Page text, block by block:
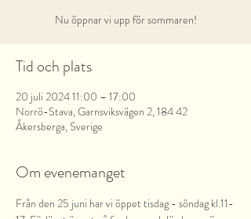
Nu öppnar vi upp för sommaren!
Tid och plats
20 juli 2024 11:00 – 17:00
Norrö-Stava, Garnsviksvägen 2, 184 42
Åkersberga, Sverige
Om evenemanget
Från den 25 juni har vi öppet tisdag - söndag kl.11-